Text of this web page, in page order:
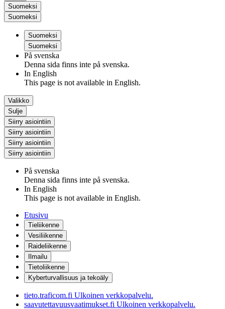
Suomeksi
Suomeksi
Suomeksi
Suomeksi
På svenska
Denna sida finns inte på svenska.
In English
This page is not available in English.
Valikko
Sulje
Siirry asiointiin
Siirry asiointiin
Siirry asiointiin
Siirry asiointiin
På svenska
Denna sida finns inte på svenska.
In English
This page is not available in English.
Etusivu
Tieliikenne
Vesiliikenne
Raideliikenne
Ilmailu
Tietoliikenne
Kyberturvallisuus ja tekoäly
tieto.traficom.fi Ulkoinen verkkopalvelu.
saavutettavuusvaatimukset.fi Ulkoinen verkkopalvelu.